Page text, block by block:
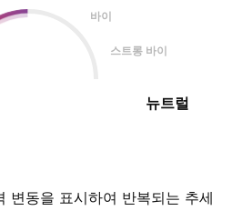
바이
스트롱 바이
뉴트럴
변동을 표시하여 반복되는 추세